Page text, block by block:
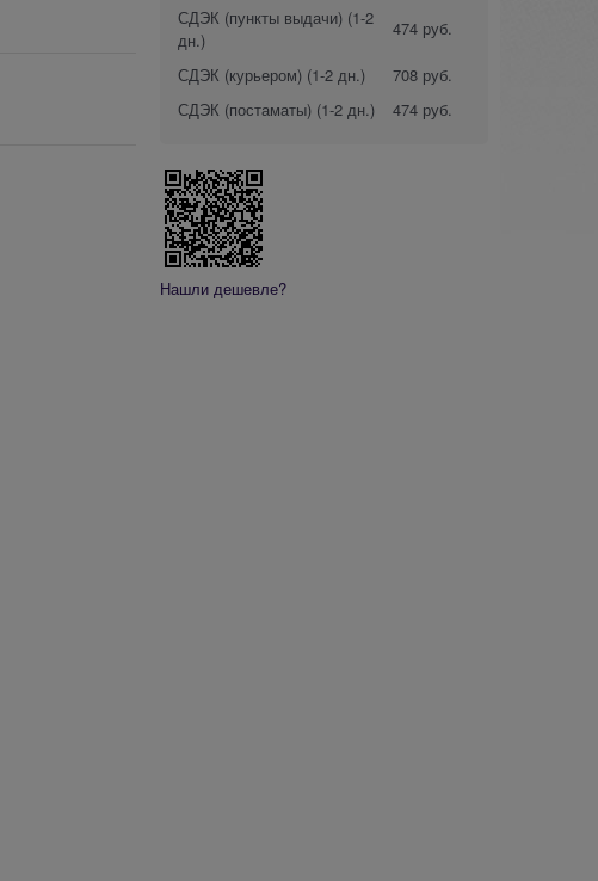
СДЭК (пункты выдачи) (1-2
дн.)
474 руб.
СДЭК (курьером) (1-2 дн.)
708 руб.
СДЭК (постаматы) (1-2 дн.) 474 руб.
Нашли дешевле?